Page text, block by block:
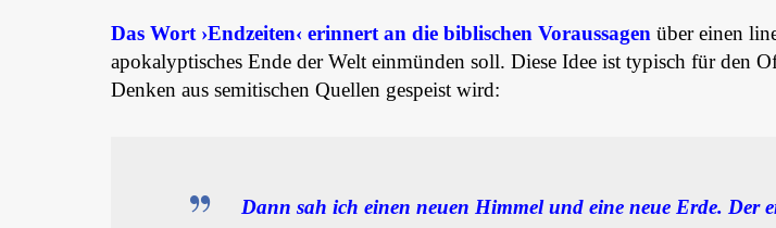
Das Wort ›Endzeiten‹ erinnert an die biblischen Voraussagen über einen
apokalyptisches Ende der Welt einmünden soll. Diese Idee ist typisch für den
Denken aus semitischen Quellen gespeist wird:
Dann sah ich einen neuen Himmel und eine neue Erde. Der